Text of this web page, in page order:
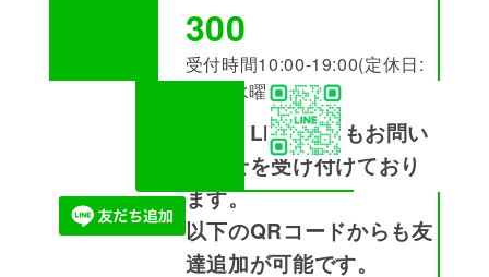
300
受付時間10:00-19:00(定休日:
火曜･水曜)
また、LINEからもお問い
合わせを受け付けており
ます。
以下のQRコードからも友
達追加が可能です。